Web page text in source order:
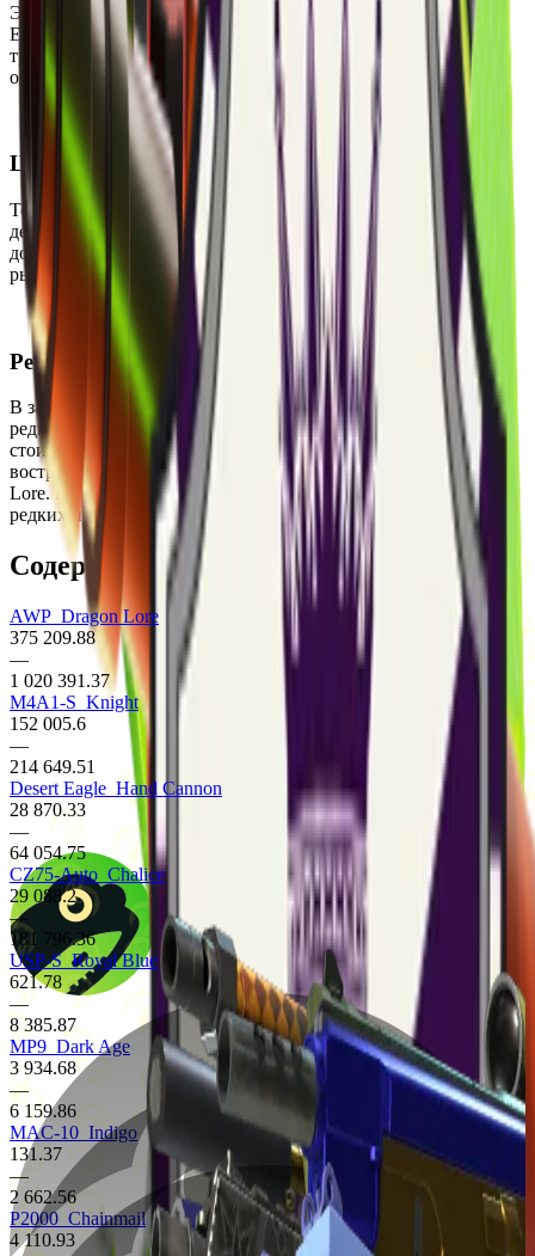
Этот сувенирный набор нельзя получить из других кейсов.
Его можно приобрести на вторичном рынке. Для открытия
требуется соответствующий ключ, который приобретён
отдельно.
Цена и доступность
Текущая цена сувенирного набора составляет $6457.05, что
делает его очень дорогим для обычного игрока. Набор
достаточно редок и представлен ограниченно на вторичном
рынке.
Редкость
В зависимости от цены можно сделать вывод о высокой
редкости и ценности содержимого набора. Значительная
стоимость связана с наличием эксклюзивных и
востребованных сувенирных скинов, таких как AWP | Dragon
Lore. Высокая цена указывает на ценность коллекционных и
редких предметов.
Содержимое кейса
AWP Dragon Lore
375 209.88
—
1 020 391.37
M4A1-S Knight
152 005.6
—
214 649.51
Desert Eagle Hand Cannon
28 870.33
—
64 054.75
CZ75-Auto Chalice
29 088.2
—
181 796.36
USP-S Royal Blue
621.78
—
8 385.87
MP9 Dark Age
3 934.68
—
6 159.86
MAC-10 Indigo
131.37
—
2 662.56
P2000 Chainmail
4 110.93